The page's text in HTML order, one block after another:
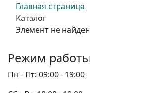
Главная страница
Каталог
Элемент не найден
Режим работы
Пн - Пт: 09:00 - 19:00